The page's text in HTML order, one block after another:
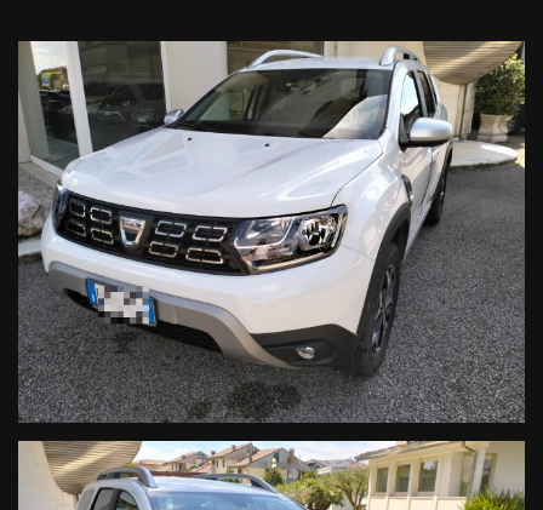
FACCIAMO PRESENTE, CHE AL FINE DI EVITARE SPIACEVOLI
INCONVENIENTI, E' SEMPRE BENE ACCERTARSI
TELEFONICAMENTE DELLA DISPONIBILITA' E DELLA
CORRETTEZZA DEI DATI INSERITI NEGLI ANNUNCI. GRAZIE.
PER CONOSCERE E RIMANERE AL PASSO CON TUTTE LE
NOSTRE OFFERTE SU VEICOLI USATI E NUOVI VISITATE IL
NOSTRO SITO!
WWW.AUTODALMASO.IT